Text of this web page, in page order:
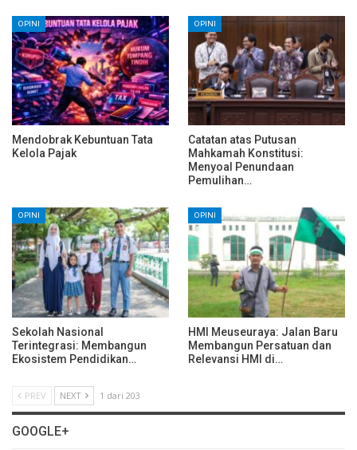
OPINI
Mendobrak Kebuntuan Tata
Kelola Pajak
OPINI
Catatan atas Putusan
Mahkamah Konstitusi:
Menyoal Penundaan
Pemulihan…
OPINI
Sekolah Nasional
Terintegrasi: Membangun
Ekosistem Pendidikan…
OPINI
HMI Meuseuraya: Jalan Baru
Membangun Persatuan dan
Relevansi HMI di…
PREV NEXT 1 dari 203
GOOGLE+